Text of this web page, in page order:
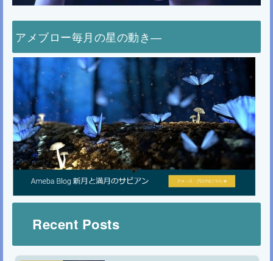
アメブロー毎月の星の動き―
Recent Posts